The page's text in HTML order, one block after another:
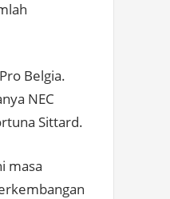
Belgia.
NEC
Sittard.
masa